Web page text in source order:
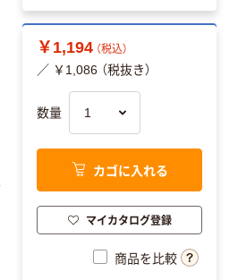
￥1,194 （税込）
／ ￥1,086 （税抜き）
数量
カゴに入れる
マイカタログ登録
商品を比較